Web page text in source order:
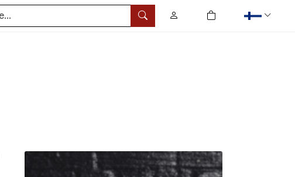
Hae
0
tuotetta ostoskorissa